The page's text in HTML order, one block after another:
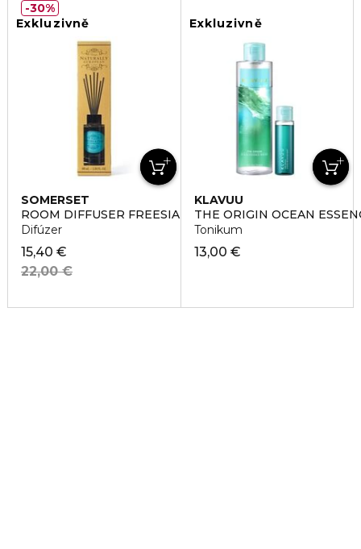
Exkluzivně
SOMERSET
ROOM DIFFUSER FREESIA & PEAR
Difúzer
15,40 €
22,00 €
30%
Exkluzivně
KLAVUU
THE ORIGIN OCEAN
Tonikum
13,00 €